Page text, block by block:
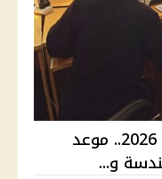
نتيجة تنسيق المرحلة الأولى 2026.. موعد
و...